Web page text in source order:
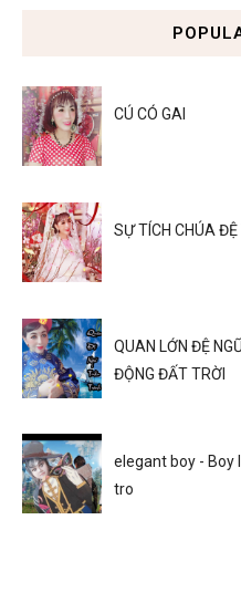
CÚ CÓ GAI
SỰ TÍCH CHÚA
QUAN LỚN ĐỆ
ĐỘNG ĐẤT TRỜI
elegant boy - Boy
tro